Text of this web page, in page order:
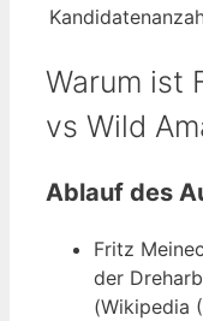
Warum ist
vs Wild
Ablauf des
Fritz
der
(Wikipedia